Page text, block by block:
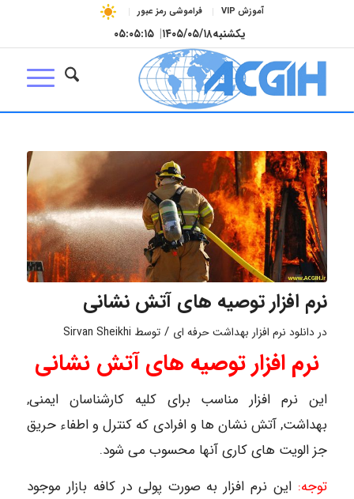
آموزش VIP فراموشی رمز عبور
یکشنبه۱۴۰۵/۰۵/۱۸| ۰۵:۰۵:۱۵
نرم افزار توصیه های آتش نشانی
دردانلود نرم افزار بهداشت حرفه ای / توسط Sirvan Sheikhi
نرم افزار توصیه های آتش نشانی
این نرم افزار مناسب برای کلیه کارشناسان ایمنی,
بهداشت, آتش نشان ها و افرادی که کنترل و اطفاء حریق
جز الویت های کاری آنها محسوب می شود.
توجه: این نرم افزار به صورت پولی در کافه بازار موجود